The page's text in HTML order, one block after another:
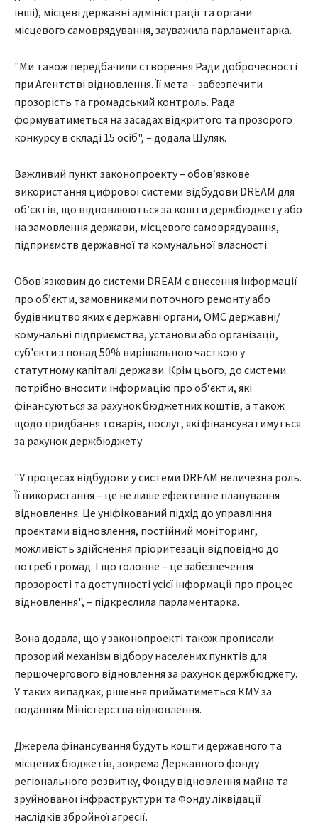
інші), місцеві державні адміністрації та органи
місцевого самоврядування, зауважила парламентарка.
"Ми також передбачили створення Ради доброчесності
при Агентстві відновлення. Її мета – забезпечити
прозорість та громадський контроль. Рада
формуватиметься на засадах відкритого та прозорого
конкурсу в складі 15 осіб", – додала Шуляк.
Важливий пункт законопроекту – обов’язкове
використання цифрової системи відбудови DREAM для
об’єктів, що відновлюються за кошти держбюджету або
на замовлення держави, місцевого самоврядування,
підприємств державної та комунальної власності.
Обов'язковим до системи DREAM є внесення інформації
про об’єкти, замовниками поточного ремонту або
будівництво яких є державні органи, ОМС державні/
комунальні підприємства, установи або організації,
суб'єкти з понад 50% вирішальною часткою у
статутному капіталі держави. Крім цього, до системи
потрібно вносити інформацію про об‘єкти, які
фінансуються за рахунок бюджетних коштів, а також
щодо придбання товарів, послуг, які фінансуватимуться
за рахунок держбюджету.
"У процесах відбудови у системи DREAM величезна роль.
Її використання – це не лише ефективне планування
відновлення. Це уніфікований підхід до управління
проєктами відновлення, постійний моніторинг,
можливість здійснення пріоритезації відповідно до
потреб громад. І що головне – це забезпечення
прозорості та доступності усієї інформації про процес
відновлення", – підкреслила парламентарка.
Вона додала, що у законопроекті також прописали
прозорий механізм відбору населених пунктів для
першочергового відновлення за рахунок держбюджету.
У таких випадках, рішення прийматиметься КМУ за
поданням Міністерства відновлення.
Джерела фінансування будуть кошти державного та
місцевих бюджетів, зокрема Державного фонду
регіонального розвитку, Фонду відновлення майна та
зруйнованої інфраструктури та Фонду ліквідації
наслідків збройної агресії.